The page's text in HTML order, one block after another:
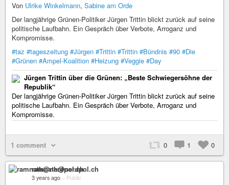
Von Ulrike Winkelmann, Sabine am Orde
Der langjährige Grünen-Politiker Jürgen Trittin blickt zurück auf seine
politische Laufbahn. Ein Gespräch über Verbote, Arroganz und
Kompromisse.
#taz #tageszeitung #Jürgen #Trittin #Trittin #Bündnis #90 #Die
#Grünen #Ampel-Koalition #Heizung #Veggie #Day
Jürgen Trittin über die Grünen: „Beste Schwiegersöhne der
Republik“
Der langjährige Grünen-Politiker Jürgen Trittin blickt zurück auf seine
politische Laufbahn. Ein Gespräch über Verbote, Arroganz und
Kompromisse.
1 comment 0 1 0
ramnath@nerdpol.ch
3 years ago – Public